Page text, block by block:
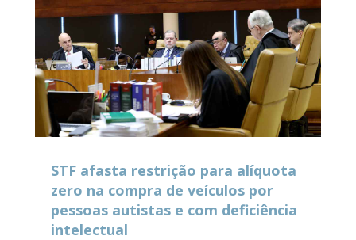
STF afasta restrição para alíquota
zero na compra de veículos por
pessoas autistas e com deficiência
intelectual